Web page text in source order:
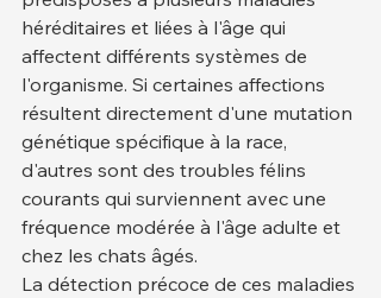
héréditaires et liées à l'âge qui
affectent différents systèmes de
l'organisme. Si certaines affections
résultent directement d'une mutation
génétique spécifique à la race,
d'autres sont des troubles félins
courants qui surviennent avec une
fréquence modérée à l'âge adulte et
chez les chats âgés.
La détection précoce de ces maladies